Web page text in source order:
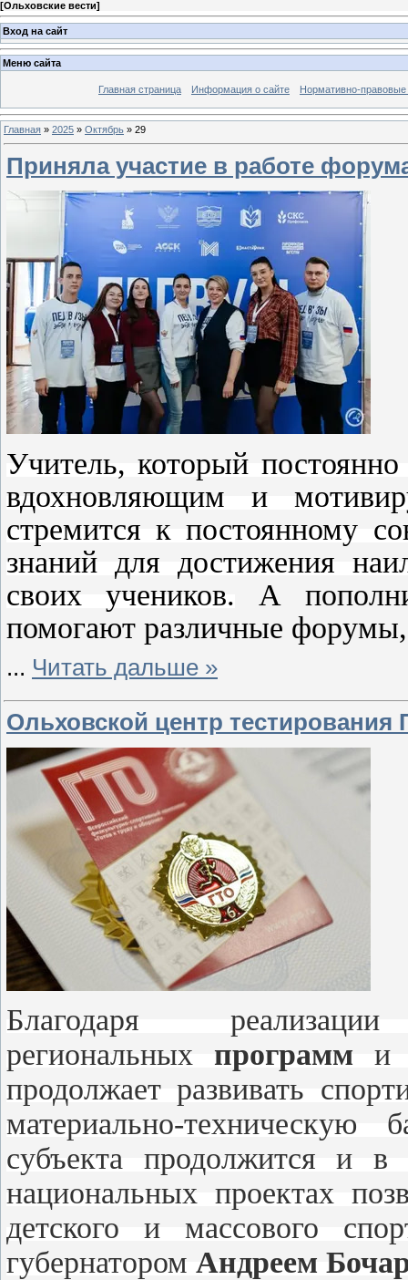
[Ольховские вести]
Вход на сайт
Меню сайта
Главная страница Информация о сайте Нормативно-правовые
Главная » 2025 » Октябрь » 29
Приняла участие в работе
Учитель, который
вдохновляющим и
стремится к постоянному
знаний для достижения
своих учеников. А
помогают различные
... Читать дальше »
Ольховской центр
Благодаря
региональныхпрограмм
продолжает развивать
материально-
субъекта продолжится и
национальных проектах
детского и массового
губернатором Андреем